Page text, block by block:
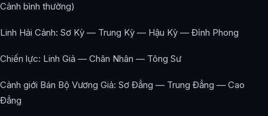
Cảnh bình thường)
Linh Hải Cảnh: Sơ Kỳ — Trung Kỳ — Hậu Kỳ — Đỉnh Phong
Chiến lực: Linh Giả — Chân Nhân — Tông Sư
Cảnh giới Bán Bộ Vương Giả: Sơ Đẳng — Trung Đẳng — Cao
Đẳng